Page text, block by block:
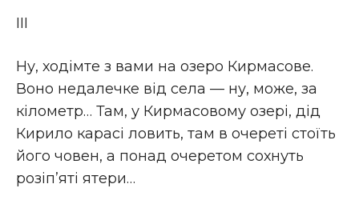
III
Ну, ходiмте з вами на озеро Кирмасове.
Воно недалечке вiд села — ну, може, за
кiлометр… Там, у Кирмасовому озерi, дiд
Кирило карасi ловить, там в очеретi стоїть
його човен, а понад очеретом сохнуть
розiп’ятi ятери…